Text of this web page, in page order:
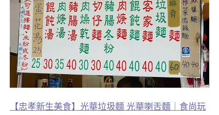
【忠孝新生美食】光華垃圾麵 光華喇舌麵｜食尚玩